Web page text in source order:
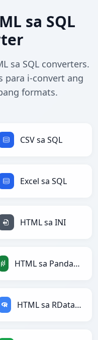
sa SQL
sa SQL converters.
para i-convert ang
formats.
CSV sa SQL
Excel sa SQL
HTML sa INI
HTML sa PandasDataFrame
HTML sa RDataFrame